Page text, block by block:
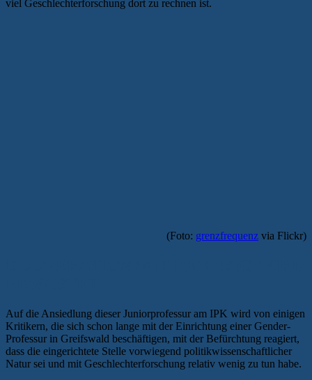
viel Geschlechterforschung dort zu rechnen ist.
(Foto: grenzfrequenz via Flickr)
Auf die Ansiedlung dieser Juniorprofessur am IPK wird von einigen
Kritikern, die sich schon lange mit der Einrichtung einer Gender-
Professur in Greifswald beschäftigen, mit der Befürchtung reagiert,
dass die eingerichtete Stelle vorwiegend politikwissenschaftlicher
Natur sei und mit Geschlechterforschung relativ wenig zu tun habe.